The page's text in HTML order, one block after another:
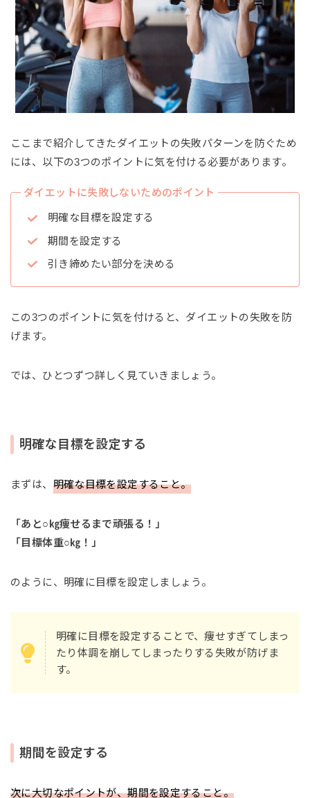
ここまで紹介してきたダイエットの失敗パターンを防ぐため
には、以下の3つのポイントに気を付ける必要があります。
ダイエットに失敗しないためのポイント
明確な目標を設定する
期間を設定する
引き締めたい部分を決める
この3つのポイントに気を付けると、ダイエットの失敗を防
げます。
では、ひとつずつ詳しく見ていきましょう。
明確な目標を設定する
まずは、 明確な目標を設定すること。
「あと○㎏痩せるまで頑張る！」
「目標体重○㎏！」
のように、明確に目標を設定しましょう。
明確に目標を設定することで、痩せすぎてしまっ
たり体調を崩してしまったりする失敗が防げま
す。
期間を設定する
次に大切なポイントが、期間を設定すること。